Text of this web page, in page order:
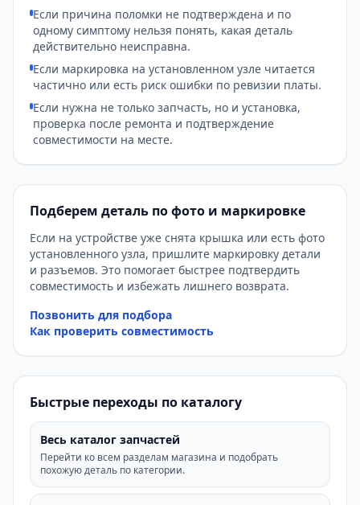
Если причина поломки не подтверждена и по
одному симптому нельзя понять, какая деталь
действительно неисправна.
Если маркировка на установленном узле читается
частично или есть риск ошибки по ревизии платы.
Если нужна не только запчасть, но и установка,
проверка после ремонта и подтверждение
совместимости на месте.
Подберем деталь по фото и маркировке
Если на устройстве уже снята крышка или есть фото
установленного узла, пришлите маркировку детали
и разъемов. Это помогает быстрее подтвердить
совместимость и избежать лишнего возврата.
Позвонить для подбора
Как проверить совместимость
Быстрые переходы по каталогу
Весь каталог запчастей
Перейти ко всем разделам магазина и подобрать
похожую деталь по категории.